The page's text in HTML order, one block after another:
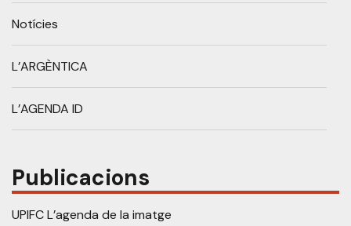
Notícies
L’ARGÈNTICA
L’AGENDA ID
Publicacions
UPIFC L’agenda de la imatge